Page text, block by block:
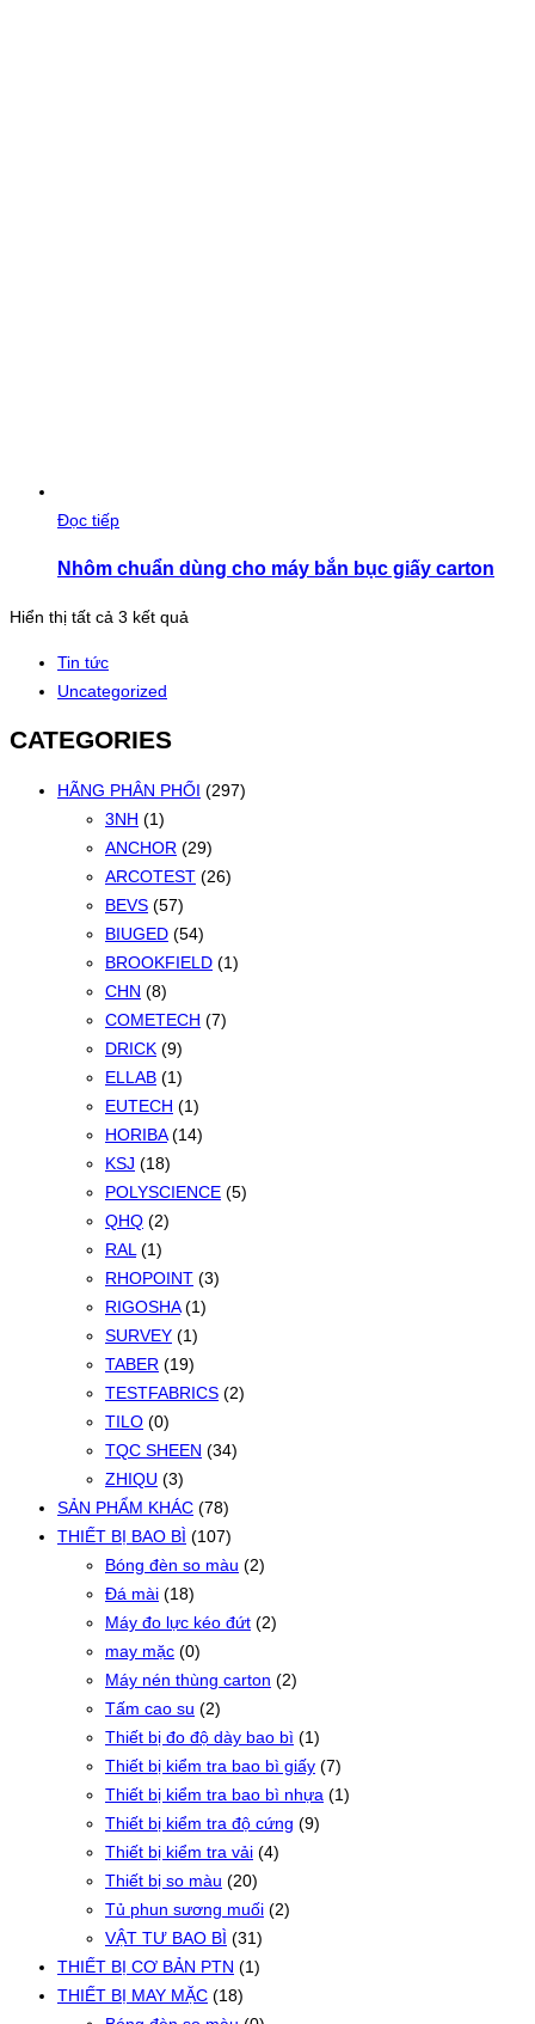
Đọc tiếp
Nhôm chuẩn dùng cho máy bắn bục giấy carton
Hiển thị tất cả 3 kết quả
Tin tức
Uncategorized
CATEGORIES
HÃNG PHÂN PHỐI (297)
3NH (1)
ANCHOR (29)
ARCOTEST (26)
BEVS (57)
BIUGED (54)
BROOKFIELD (1)
CHN (8)
COMETECH (7)
DRICK (9)
ELLAB (1)
EUTECH (1)
HORIBA (14)
KSJ (18)
POLYSCIENCE (5)
QHQ (2)
RAL (1)
RHOPOINT (3)
RIGOSHA (1)
SURVEY (1)
TABER (19)
TESTFABRICS (2)
TILO (0)
TQC SHEEN (34)
ZHIQU (3)
SẢN PHẨM KHÁC (78)
THIẾT BỊ BAO BÌ (107)
Bóng đèn so màu (2)
Đá mài (18)
Máy đo lực kéo đứt (2)
may mặc (0)
Máy nén thùng carton (2)
Tấm cao su (2)
Thiết bị đo độ dày bao bì (1)
Thiết bị kiểm tra bao bì giấy (7)
Thiết bị kiểm tra bao bì nhựa (1)
Thiết bị kiểm tra độ cứng (9)
Thiết bị kiểm tra vải (4)
Thiết bị so màu (20)
Tủ phun sương muối (2)
VẬT TƯ BAO BÌ (31)
THIẾT BỊ CƠ BẢN PTN (1)
THIẾT BỊ MAY MẶC (18)